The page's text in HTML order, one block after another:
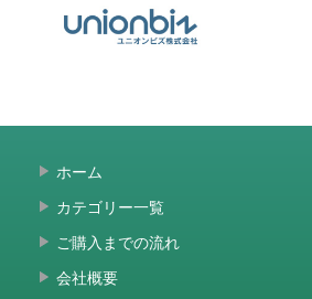
ホーム
カテゴリー一覧
ご購入までの流れ
会社概要